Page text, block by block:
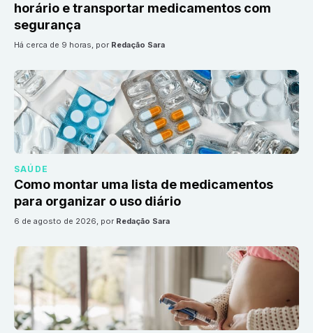
horário e transportar medicamentos com
segurança
há cerca de 9 horas, por Redação Sara
SAÚDE
Como montar uma lista de medicamentos
para organizar o uso diário
6 de agosto de 2026, por Redação Sara